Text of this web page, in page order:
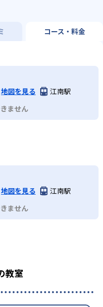
コース・料金
地図を見る
江南駅
ません
地図を見る
江南駅
ません
教室